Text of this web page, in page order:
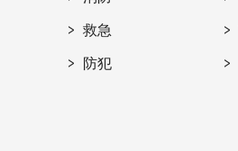
救急
防犯